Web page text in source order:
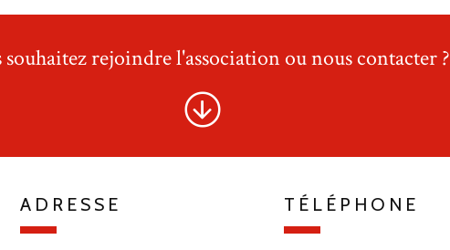
souhaitez rejoindre l'association ou nous contacter ?
ADRESSE TÉLÉPHONE